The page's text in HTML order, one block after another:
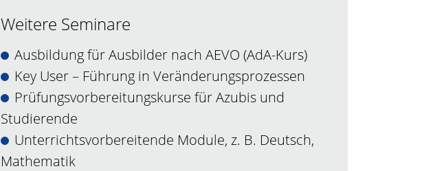
Weitere Seminare
Ausbildung für Ausbilder nach AEVO (AdA-Kurs)
Key User – Führung in Veränderungsprozessen
Prüfungsvorbereitungskurse für Azubis und
Studierende
Unterrichtsvorbereitende Module, z. B. Deutsch,
Mathematik